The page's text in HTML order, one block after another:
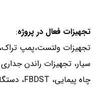
تجهیزات فعال در پروژه:
تجهیزات ولتست،پمپ
سیار، تجهیزات راندن
چاه پیمایی، FBDST، دستگاه حفاری